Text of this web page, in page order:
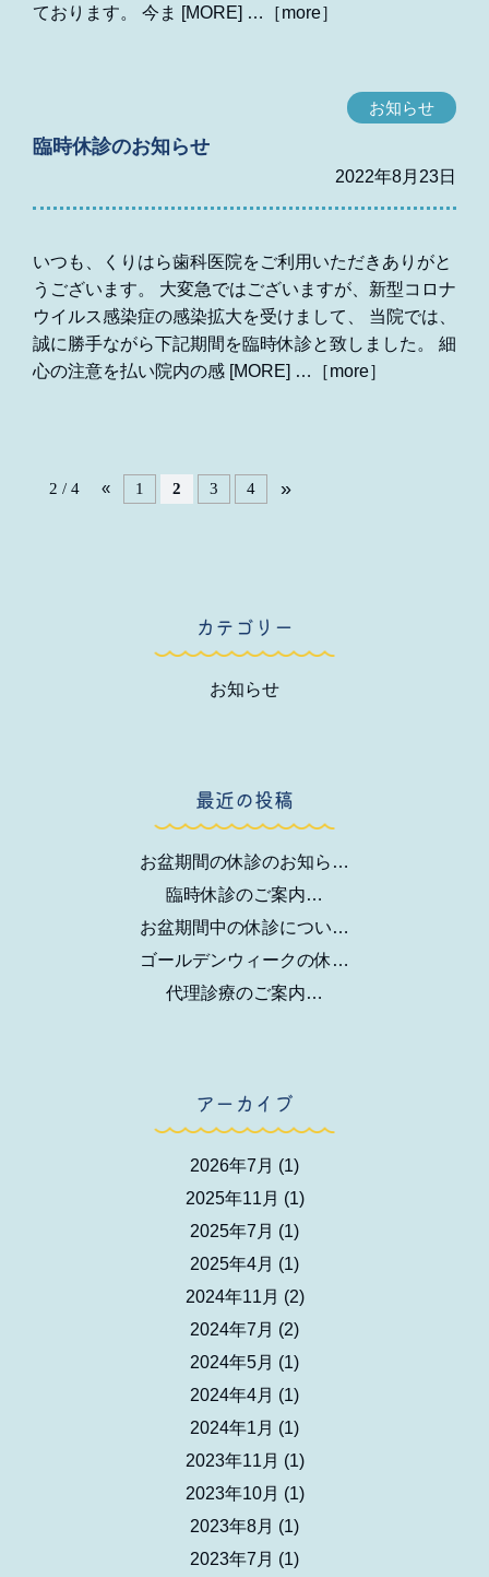
ております。 今ま [MORE]
お知らせ
臨時休診のお知らせ
2022年8月23日
いつも、くりはら歯科医院をご利用いただきありがと
うございます。 大変急ではございますが、新型コロナ
ウイルス感染症の感染拡大を受けまして、 当院では、
誠に勝手ながら下記期間を臨時休診と致しました。 細
心の注意を払い院内の感 [MORE]
2 / 4 « 1 2 3 4 »
カテゴリー
お知らせ
最近の投稿
お盆期間の休診のお知ら…
臨時休診のご案内…
お盆期間中の休診につい…
ゴールデンウィークの休…
代理診療のご案内…
アーカイブ
2026年7月 (1)
2025年11月 (1)
2025年7月 (1)
2025年4月 (1)
2024年11月 (2)
2024年7月 (2)
2024年5月 (1)
2024年4月 (1)
2024年1月 (1)
2023年11月 (1)
2023年10月 (1)
2023年8月 (1)
2023年7月 (1)